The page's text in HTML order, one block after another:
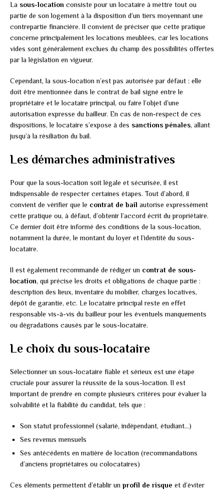
La sous-location consiste pour un locataire à mettre tout ou
partie de son logement à la disposition d’un tiers moyennant une
contrepartie financière. Il convient de préciser que cette pratique
concerne principalement les locations meublées, car les locations
vides sont généralement exclues du champ des possibilités offertes
par la législation en vigueur.
Cependant, la sous-location n’est pas autorisée par défaut : elle
doit être mentionnée dans le contrat de bail signé entre le
propriétaire et le locataire principal, ou faire l’objet d’une
autorisation expresse du bailleur. En cas de non-respect de ces
dispositions, le locataire s’expose à des sanctions pénales, allant
jusqu’à la résiliation du bail.
Les démarches administratives
Pour que la sous-location soit légale et sécurisée, il est
indispensable de respecter certaines étapes. Tout d’abord, il
convient de vérifier que le contrat de bail autorise expressément
cette pratique ou, à défaut, d’obtenir l’accord écrit du propriétaire.
Ce dernier doit être informé des conditions de la sous-location,
notamment la durée, le montant du loyer et l’identité du sous-
locataire.
Il est également recommandé de rédiger un contrat de sous-
location, qui précise les droits et obligations de chaque partie :
description des lieux, inventaire du mobilier, charges locatives,
dépôt de garantie, etc. Le locataire principal reste en effet
responsable vis-à-vis du bailleur pour les éventuels manquements
ou dégradations causés par le sous-locataire.
Le choix du sous-locataire
Sélectionner un sous-locataire fiable et sérieux est une étape
cruciale pour assurer la réussite de la sous-location. Il est
important de prendre en compte plusieurs critères pour évaluer la
solvabilité et la fiabilité du candidat, tels que :
Son statut professionnel (salarié, indépendant, étudiant…)
Ses revenus mensuels
Ses antécédents en matière de location (recommandations
d’anciens propriétaires ou colocataires)
Ces éléments permettent d’établir un profil de risque et d’éviter